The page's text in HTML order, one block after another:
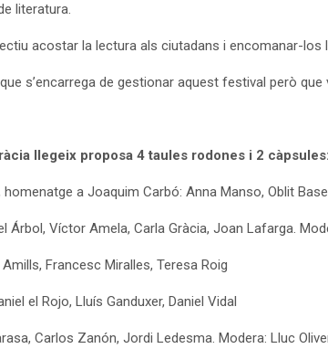
literatura.
acostar la lectura als ciutadans i encomanar-los
s’encarrega de gestionar aquest festival però
llegeix proposa 4 taules rodones i 2 càpsules:
a Joaquim Carbó: Anna Manso, Oblit
Árbol, Víctor Amela, Carla Gràcia, Joan Lafarga.
Francesc Miralles, Teresa Roig
el Rojo, Lluís Ganduxer, Daniel Vidal
Carlos Zanón, Jordi Ledesma. Modera: Lluc